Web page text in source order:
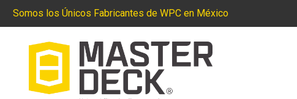
Somos los Únicos Fabricantes de WPC en México